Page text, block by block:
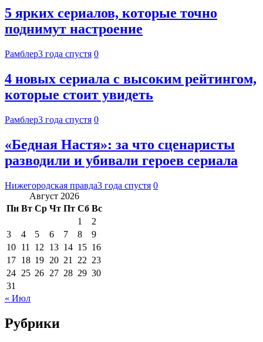
5 ярких сериалов, которые точно
поднимут настроение
Рамблер3 года спустя 0
4 новых сериала с высоким рейтингом,
которые стоит увидеть
Рамблер3 года спустя 0
«Бедная Настя»: за что сценаристы
разводили и убивали героев сериала
Нижегородская правда3 года спустя 0
Август 2026
Пн Вт Ср Чт Пт Сб Вс
1
2
3
4 5 6 7 8
9
10 11 12 13 14 15 16
17 18 19 20 21 22 23
24 25 26 27 28 29 30
31
« Июл
Рубрики